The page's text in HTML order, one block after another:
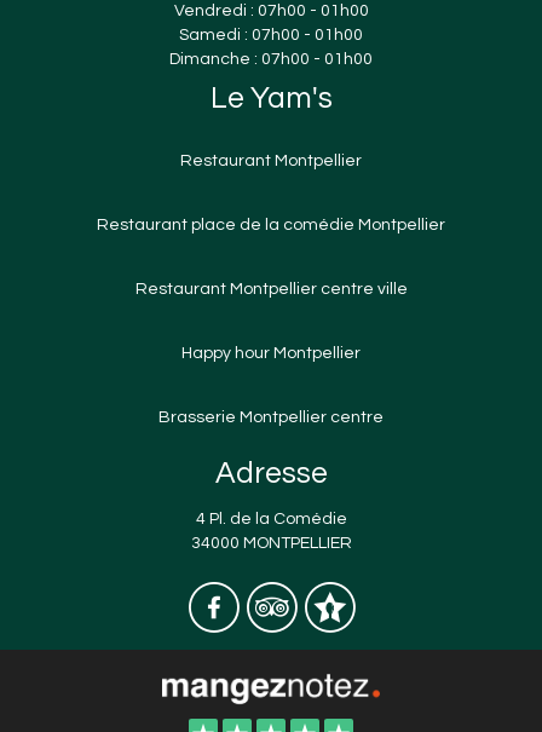
Vendredi : 07h00 - 01h00
Samedi : 07h00 - 01h00
Dimanche : 07h00 - 01h00
Le Yam's
Restaurant Montpellier
Restaurant place de la comédie Montpellier
Restaurant Montpellier centre ville
Happy hour Montpellier
Brasserie Montpellier centre
Adresse
4 Pl. de la Comédie
34000 MONTPELLIER